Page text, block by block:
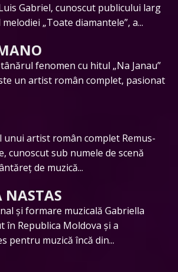
Gabriel, cunoscut publicului larg
„Toate diamantele”, a...
fenomen cu hitul „Na Janau”
un artist român complet, pasionat
unui artist român complet Remus-
cunoscut sub numele de scenă
de muzică...
NASTAS
și formare muzicală Gabriella
în Republica Moldova și a
pentru muzică încă din...